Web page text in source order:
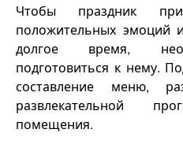
Чтобы праздник
положительных эмоций
долгое время,
подготовиться к нему.
составление меню,
развлекательной
помещения.